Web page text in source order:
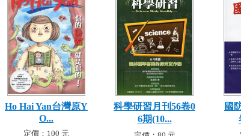
Ho Hai Yan台灣原Y
O...
定價：100 元
科學研習月刊56卷0
6期(10...
國